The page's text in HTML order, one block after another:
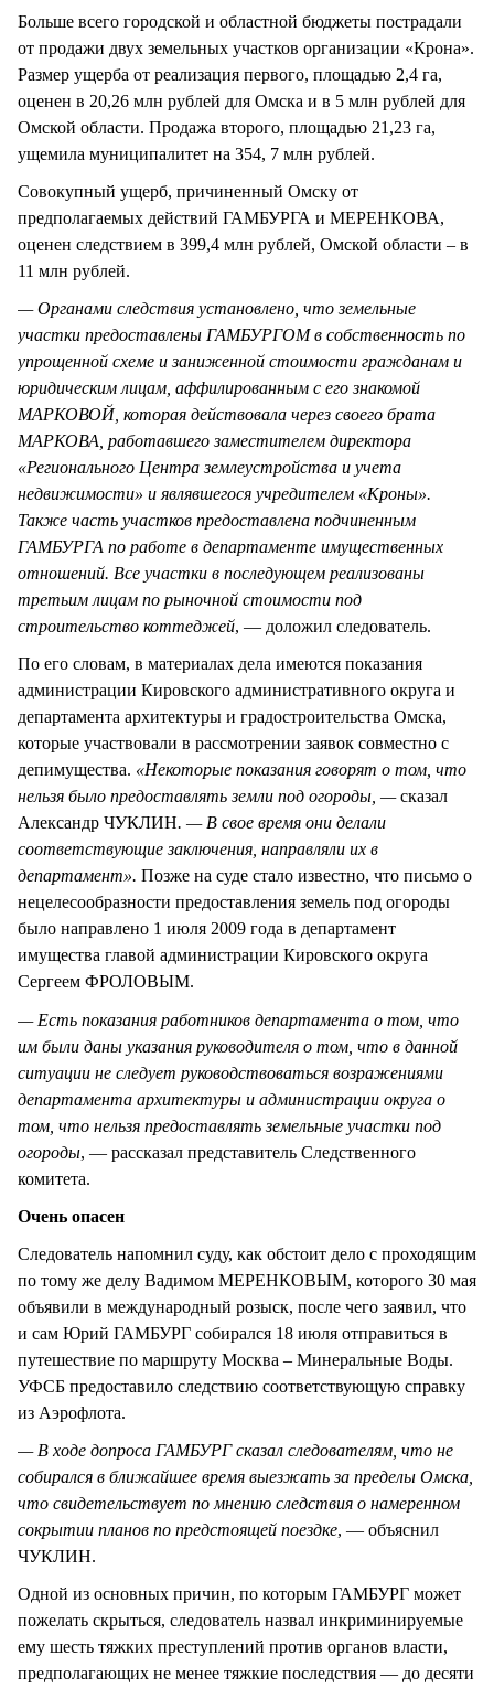
Больше всего городской и областной бюджеты пострадали
от продажи двух земельных участков организации «Крона».
Размер ущерба от реализация первого, площадью 2,4 га,
оценен в 20,26 млн рублей для Омска и в 5 млн рублей для
Омской области. Продажа второго, площадью 21,23 га,
ущемила муниципалитет на 354, 7 млн рублей.
Совокупный ущерб, причиненный Омску от
предполагаемых действий ГАМБУРГА и МЕРЕНКОВА,
оценен следствием в 399,4 млн рублей, Омской области – в
11 млн рублей.
— Органами следствия установлено, что земельные
участки предоставлены ГАМБУРГОМ в собственность по
упрощенной схеме и заниженной стоимости гражданам и
юридическим лицам, аффилированным с его знакомой
МАРКОВОЙ, которая действовала через своего брата
МАРКОВА, работавшего заместителем директора
«Регионального Центра землеустройства и учета
недвижимости» и являвшегося учредителем «Кроны».
Также часть участков предоставлена подчиненным
ГАМБУРГА по работе в департаменте имущественных
отношений. Все участки в последующем реализованы
третьим лицам по рыночной стоимости под
строительство коттеджей, — доложил следователь.
По его словам, в материалах дела имеются показания
администрации Кировского административного округа и
департамента архитектуры и градостроительства Омска,
которые участвовали в рассмотрении заявок совместно с
депимущества. «Некоторые показания говорят о том, что
нельзя было предоставлять земли под огороды, —сказал
Александр ЧУКЛИН. — В свое время они делали
соответствующие заключения, направляли их в
департамент». Позже на суде стало известно, что письмо о
нецелесообразности предоставления земель под огороды
было направлено 1 июля 2009 года в департамент
имущества главой администрации Кировского округа
Сергеем ФРОЛОВЫМ.
— Есть показания работников департамента о том, что
им были даны указания руководителя о том, что в данной
ситуации не следует руководствоваться возражениями
департамента архитектуры и администрации округа о
том, что нельзя предоставлять земельные участки под
огороды, — рассказал представитель Следственного
комитета.
Очень опасен
Следователь напомнил суду, как обстоит дело с проходящим
по тому же делу Вадимом МЕРЕНКОВЫМ, которого 30 мая
объявили в международный розыск, после чего заявил, что
и сам Юрий ГАМБУРГ собирался 18 июля отправиться в
путешествие по маршруту Москва – Минеральные Воды.
УФСБ предоставило следствию соответствующую справку
из Аэрофлота.
— В ходе допроса ГАМБУРГ сказал следователям, что не
собирался в ближайшее время выезжать за пределы Омска,
что свидетельствует по мнению следствия о намеренном
сокрытии планов по предстоящей поездке, — объяснил
ЧУКЛИН.
Одной из основных причин, по которым ГАМБУРГ может
пожелать скрыться, следователь назвал инкриминируемые
ему шесть тяжких преступлений против органов власти,
предполагающих не менее тяжкие последствия — до десяти